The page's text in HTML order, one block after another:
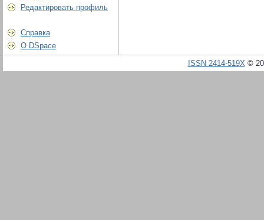
Редактировать профиль
Справка
О DSpace
ISSN 2414-519X©